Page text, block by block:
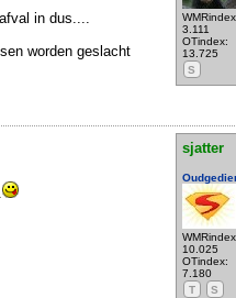
3.111
OTindex:
13.725
S
in dus....
worden geslacht
sjatter
10.025
OTindex:
7.180
T
S